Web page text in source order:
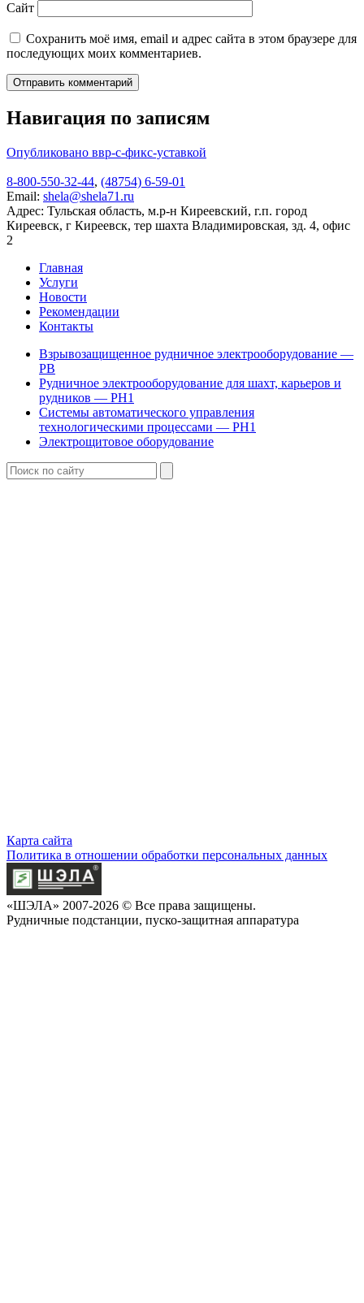
Сайт
Сохранить моё имя, email и адрес сайта в этом браузере для
последующих моих комментариев.
Навигация по записям
Опубликовано ввр-с-фикс-уставкой
8-800-550-32-44, (48754) 6-59-01
Email: shela@shela71.ru
Адрес: Тульская область, м.р-н Киреевский, г.п. город
Киреевск, г Киреевск, тер шахта Владимировская, зд. 4, офис
2
Главная
Услуги
Новости
Рекомендации
Контакты
Взрывозащищенное рудничное электрооборудование —
РВ
Рудничное электрооборудование для шахт, карьеров и
рудников — РН1
Системы автоматического управления
технологическими процессами — РН1
Электрощитовое оборудование
Карта сайта
Политика в отношении обработки персональных данных
«ШЭЛА» 2007-2026 © Все права защищены.
Рудничные подстанции, пуско-защитная аппаратура